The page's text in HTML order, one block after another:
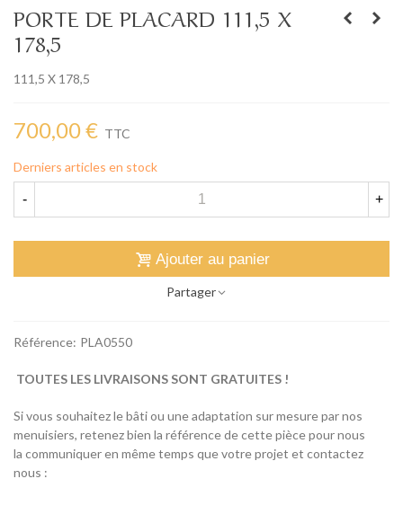
PORTE DE PLACARD 111,5 X
178,5
111,5 X 178,5
700,00 € TTC
Derniers articles en stock
- +
Ajouter au panier
Partager
Référence: PLA0550
TOUTES LES LIVRAISONS SONT GRATUITES !
Si vous souhaitez le bâti ou une adaptation sur mesure par nos
menuisiers, retenez bien la référence de cette pièce pour nous
la communiquer en même temps que votre projet et contactez
nous :